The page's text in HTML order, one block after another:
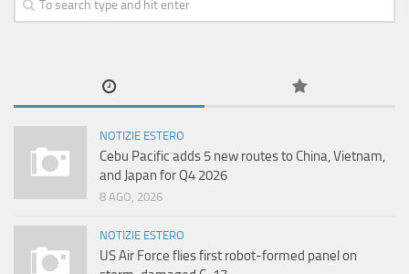
NOTIZIE ESTERO
Cebu Pacific adds 5 new routes to China, Vietnam,
and Japan for Q4 2026
8 AGO, 2026
NOTIZIE ESTERO
US Air Force flies first robot-formed panel on